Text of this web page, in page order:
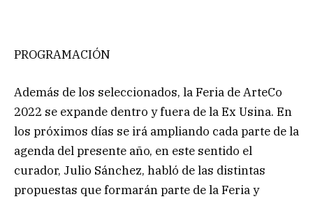
PROGRAMACIÓN
Además de los seleccionados, la Feria de ArteCo
2022 se expande dentro y fuera de la Ex Usina. En
los próximos días se irá ampliando cada parte de la
agenda del presente año, en este sentido el
curador, Julio Sánchez, habló de las distintas
propuestas que formarán parte de la Feria y